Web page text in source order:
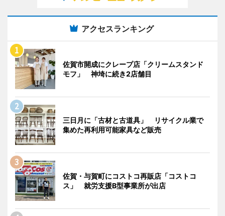
アクセスランキング
佐賀市開成にクレープ店「クリームスタンド
モフ」 神埼に続き2店舗目
三日月に「古材と古道具」 リサイクル業で
集めた再利用可能家具など販売
佐賀・与賀町にコストコ再販店「コストコ
ス」 就労支援B型事業所が出店